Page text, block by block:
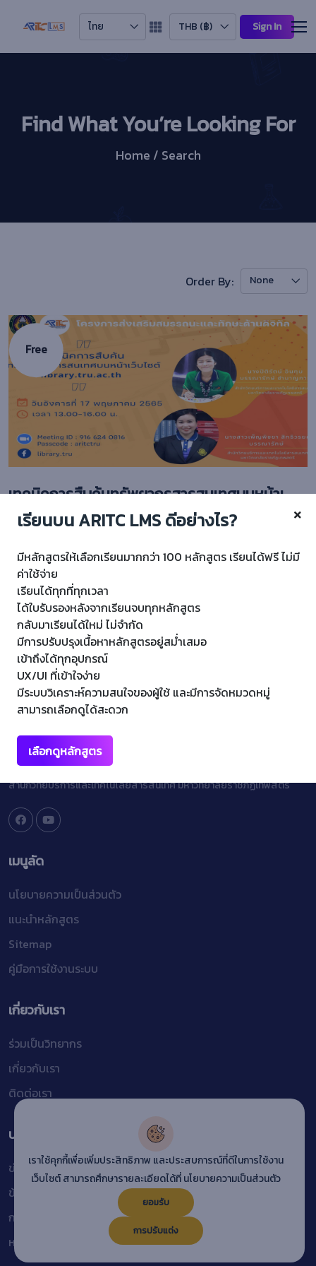
ไทย THB (฿) Sign In
Find What You’re Looking For
Home / Search
Order By: None
Free
เทคนิคการสืบค้นทรัพยากรสารสนเทศบนหน้าเว็บไซต์ห้องสมุด
0/5
6 Lessons
เรียนบน ARITC LMS ดีอย่างไร?
มีหลักสูตรให้เลือกเรียนมากกว่า 100 หลักสูตร เรียนได้ฟรี ไม่มี
ค่าใช้จ่าย
เรียนได้ทุกที่ทุกเวลา
ได้ใบรับรองหลังจากเรียนจบทุกหลักสูตร
กลับมาเรียนได้ใหม่ ไม่จำกัด
มีการปรับปรุงเนื้อหาหลักสูตรอยู่สม่ำเสมอ
เข้าถึงได้ทุกอุปกรณ์
UX/UI ที่เข้าใจง่าย
มีระบบวิเคราะห์ความสนใจของผู้ใช้ และมีการจัดหมวดหมู่
สามารถเลือกดูได้สะดวก
เลือกดูหลักสูตร
Copyright © 2022 ARITC LMS
สำนักวิทยบริการและเทคโนโลยีสารสนเทศ มหาวิทยาลัยราชภัฏเทพสตรี
เมนูลัด
นโยบายความเป็นส่วนตัว
แนะนำหลักสูตร
Sitemap
คู่มือการใช้งานระบบ
เกี่ยวกับเรา
ร่วมเป็นวิทยากร
เกี่ยวกับเรา
ติดต่อเรา
บริการอื่นๆ
ข่าวสารและบทความ
ข้อกำหนดการใช้งาน
การตรวจสอบใบรับรอง
หลักสูตรไม่มีค่าใช้จ่าย
เราใช้คุกกี้เพื่อเพิ่มประสิทธิภาพ และประสบการณ์ที่ดีในการใช้งาน
เว็บไซต์ สามารถศึกษารายละเอียดได้ที่นโยบายความเป็นส่วนตัว
ยอมรับ
การปรับแต่ง